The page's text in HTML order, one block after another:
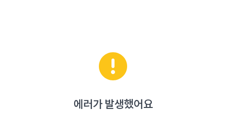
에러가 발생했어요